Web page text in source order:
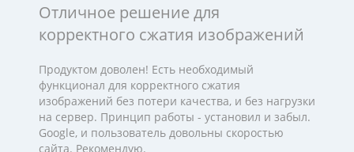
Отличное решение для
корректного сжатия изображений
Продуктом доволен! Есть необходимый
функционал для корректного сжатия
изображений без потери качества, и без нагрузки
на сервер. Принцип работы - установил и забыл.
Google, и пользователь довольны скоростью
сайта. Рекомендую.